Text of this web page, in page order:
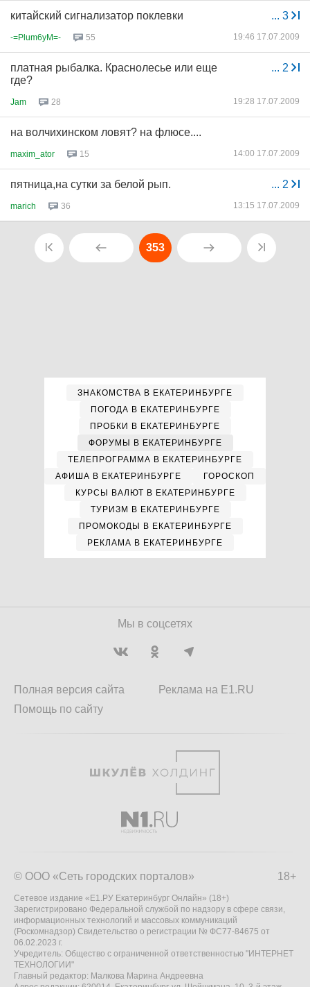
... 3
китайский сигнализатор поклевки
-=Plum6yM=- 55 19:46 17.07.2009
... 2
платная рыбалка. Краснолесье или еще
где?
Jam 28 19:28 17.07.2009
на волчихинском ловят? на флюсе....
maxim_ator 15 14:00 17.07.2009
... 2
пятница,на сутки за белой рып.
marich 36 13:15 17.07.2009
353
ЗНАКОМСТВА В ЕКАТЕРИНБУРГЕ
ПОГОДА В ЕКАТЕРИНБУРГЕ
ПРОБКИ В ЕКАТЕРИНБУРГЕ
ФОРУМЫ В ЕКАТЕРИНБУРГЕ
ТЕЛЕПРОГРАММА В ЕКАТЕРИНБУРГЕ
АФИША В ЕКАТЕРИНБУРГЕ
ГОРОСКОП
КУРСЫ ВАЛЮТ В ЕКАТЕРИНБУРГЕ
ТУРИЗМ В ЕКАТЕРИНБУРГЕ
ПРОМОКОДЫ В ЕКАТЕРИНБУРГЕ
РЕКЛАМА В ЕКАТЕРИНБУРГЕ
Мы в соцсетях
Полная версия сайта
Помощь по сайту
Реклама на E1.RU
18+
© ООО «Сеть городских порталов»
Сетевое издание «Е1.РУ Екатеринбург Онлайн» (18+)
Зарегистрировано Федеральной службой по надзору в сфере связи,
информационных технологий и массовых коммуникаций
(Роскомнадзор) Свидетельство о регистрации № ФС77-84675 от
06.02.2023 г.
Учредитель: Общество с ограниченной ответственностью "ИНТЕРНЕТ
ТЕХНОЛОГИИ"
Главный редактор: Малкова Марина Андреевна